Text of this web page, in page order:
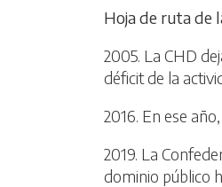
Hoja de ruta de
2005. La CHD
déficit de la
2016. En ese
2019. La
dominio público